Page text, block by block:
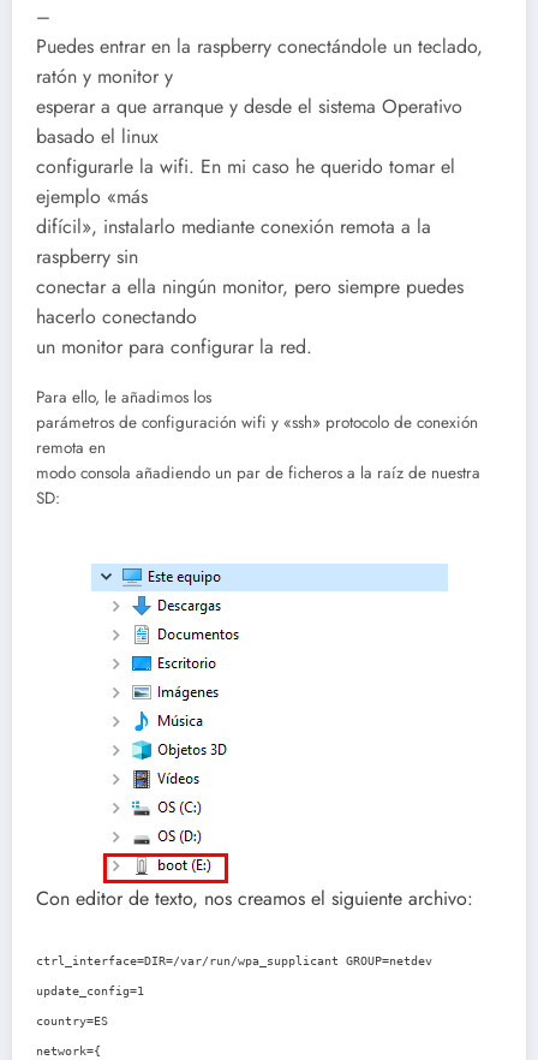
–
Puedes entrar en la raspberry conectándole un teclado,
ratón y monitor y
esperar a que arranque y desde el sistema Operativo
basado el linux
configurarle la wifi. En mi caso he querido tomar el
ejemplo «más
difícil», instalarlo mediante conexión remota a la
raspberry sin
conectar a ella ningún monitor, pero siempre puedes
hacerlo conectando
un monitor para configurar la red.
Para ello, le añadimos los
parámetros de configuración wifi y «ssh» protocolo de conexión
remota en
modo consola añadiendo un par de ficheros a la raíz de nuestra
SD:
Con editor de texto, nos creamos el siguiente archivo:
ctrl_interface=DIR=/var/run/wpa_supplicant GROUP=netdev
update_config=1
country=ES
network={